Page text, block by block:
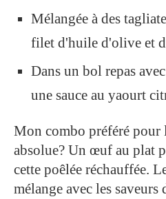
Mélangée à des
filet d'huile d'olive et
Dans un bol repas
une sauce au yaourt
Mon combo préféré pour
absolue? Un œuf au plat
cette poêlée réchauffée.
mélange avec les